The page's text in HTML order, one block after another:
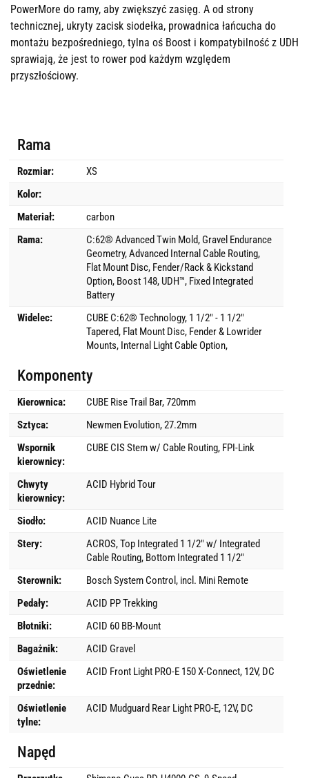
PowerMore do ramy, aby zwiększyć zasięg. A od strony
technicznej, ukryty zacisk siodełka, prowadnica łańcucha do
montażu bezpośredniego, tylna oś Boost i kompatybilność z UDH
sprawiają, że jest to rower pod każdym względem
przyszłościowy.
Rama
Rozmiar:
XS
Kolor:
Materiał:
carbon
Rama:
C:62® Advanced Twin Mold, Gravel Endurance
Geometry, Advanced Internal Cable Routing,
Flat Mount Disc, Fender/Rack & Kickstand
Option, Boost 148, UDH™, Fixed Integrated
Battery
Widelec:
CUBE C:62® Technology, 1 1/2" - 1 1/2"
Tapered, Flat Mount Disc, Fender & Lowrider
Mounts, Internal Light Cable Option,
Komponenty
Kierownica:
CUBE Rise Trail Bar, 720mm
Sztyca:
Newmen Evolution, 27.2mm
Wspornik
kierownicy:
CUBE CIS Stem w/ Cable Routing, FPI-Link
Chwyty
kierownicy:
ACID Hybrid Tour
Siodło:
ACID Nuance Lite
Stery:
ACROS, Top Integrated 1 1/2" w/ Integrated
Cable Routing, Bottom Integrated 1 1/2"
Sterownik:
Bosch System Control, incl. Mini Remote
Pedały:
ACID PP Trekking
Błotniki:
ACID 60 BB-Mount
Bagażnik:
ACID Gravel
Oświetlenie
przednie:
ACID Front Light PRO-E 150 X-Connect, 12V, DC
Oświetlenie
tylne:
ACID Mudguard Rear Light PRO-E, 12V, DC
Napęd